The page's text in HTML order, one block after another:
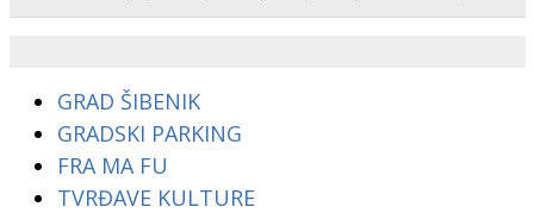
GRAD ŠIBENIK
GRADSKI PARKING
FRA MA FU
TVRĐAVE KULTURE